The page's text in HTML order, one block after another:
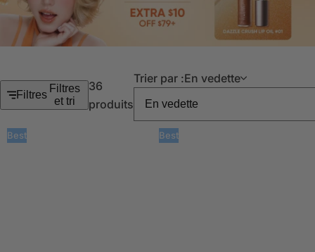
Filtres
Filtres
et tri
36
produits
Trier par :En vedette
Best Best